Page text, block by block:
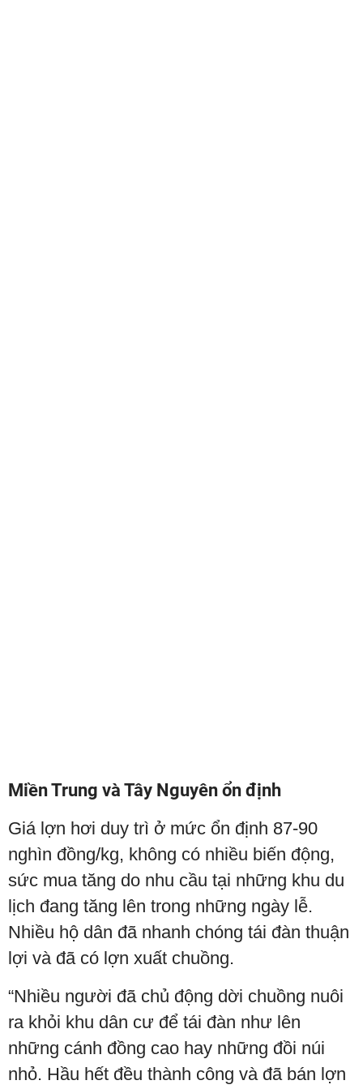
Miền Trung và Tây Nguyên ổn định
Giá lợn hơi duy trì ở mức ổn định 87-90
nghìn đồng/kg, không có nhiều biến động,
sức mua tăng do nhu cầu tại những khu du
lịch đang tăng lên trong những ngày lễ.
Nhiều hộ dân đã nhanh chóng tái đàn thuận
lợi và đã có lợn xuất chuồng.
“Nhiều người đã chủ động dời chuồng nuôi
ra khỏi khu dân cư để tái đàn như lên
những cánh đồng cao hay những đồi núi
nhỏ. Hầu hết đều thành công và đã bán lợn